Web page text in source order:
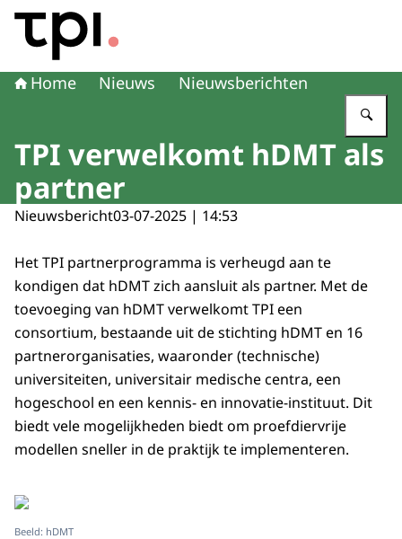
Naar de homepage van Transitie Proefdiervrije Innovatie
Home Nieuws Nieuwsberichten
TPI verwelkomt hDMT als
partner
Nieuwsbericht03-07-2025 | 14:53
Het TPI partnerprogramma is verheugd aan te
kondigen dat hDMT zich aansluit als partner. Met de
toevoeging van hDMT verwelkomt TPI een
consortium, bestaande uit de stichting hDMT en 16
partnerorganisaties, waaronder (technische)
universiteiten, universitair medische centra, een
hogeschool en een kennis- en innovatie-instituut. Dit
biedt vele mogelijkheden biedt om proefdiervrije
modellen sneller in de praktijk te implementeren.
Beeld: hDMT